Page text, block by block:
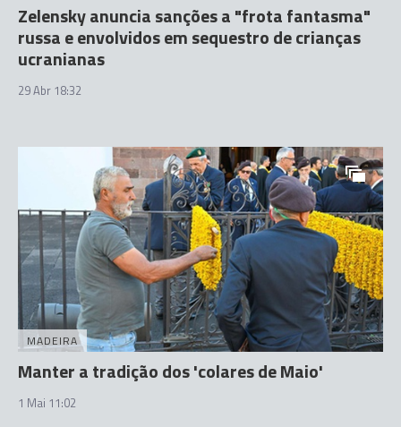
Zelensky anuncia sanções a "frota fantasma"
russa e envolvidos em sequestro de crianças
ucranianas
29 Abr 18:32
MADEIRA
Manter a tradição dos 'colares de Maio'
1 Mai 11:02